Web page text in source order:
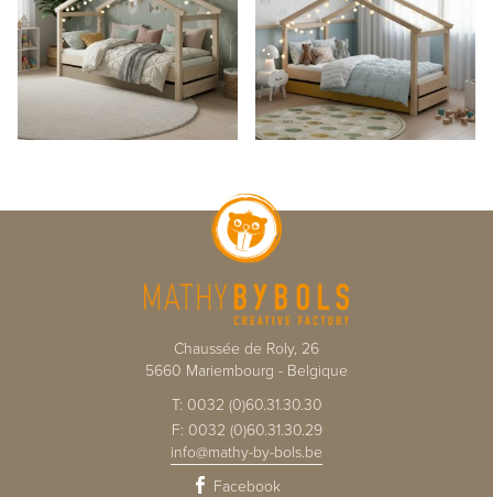
Chaussée de Roly, 26
5660 Mariembourg - Belgique
T: 0032 (0)60.31.30.30
F: 0032 (0)60.31.30.29
info@mathy-by-bols.be
Facebook